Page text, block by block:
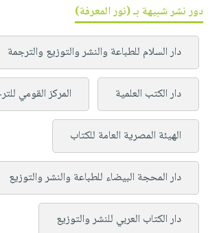
دور نشر شبيهة بـ (نور المعرفة)
دار السلام للطباعة والنشر والتوزيع والترجمة
دار الكتب العلمية المركز القومي
الهيئة المصرية العامة للكتاب
دار المحجة البيضاء للطباعة والنشر والتوزيع
دار الكتاب العربي للنشر والتوزيع